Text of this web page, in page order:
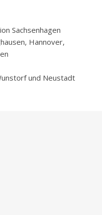
Sachsenhagen
Hannover,
und Neustadt